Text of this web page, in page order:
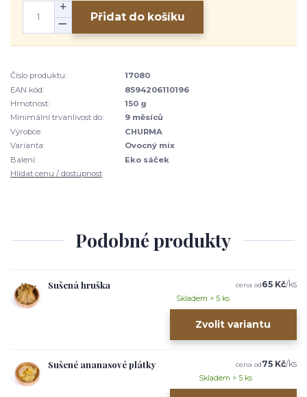
Přidat do košíku
Číslo produktu:
17080
EAN kód:
8594206110196
Hmotnost:
150 g
Minimální trvanlivost do:
9 měsíců
Výrobce:
CHURMA
Varianta:
Ovocný mix
Balení:
Eko sáček
Hlídat cenu / dostupnost
Podobné produkty
Sušená hruška cena od65 Kč/ks
Skladem > 5 ks
Zvolit variantu
Sušené ananasové plátky cena od75 Kč/ks
Skladem > 5 ks